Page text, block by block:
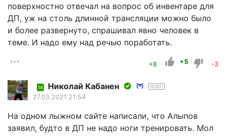
поверхностно отвечал на вопрос об инвентаре для
ДП, уж на столь длинной трансляции можно было
и более развернуто, спрашивал явно человек в
теме. И надо ему над речью поработать.
+8 +5 -3
14 Николай Кабанен 10307
27.03.2021 21:54
На одном лыжном сайте написали, что Алыпов
заявил, будто в ДП не надо ноги тренировать. Мол